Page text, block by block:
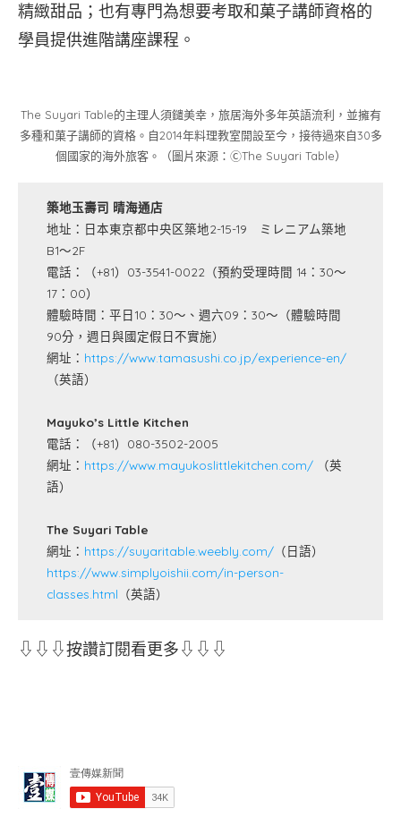
精緻甜品；也有專門為想要考取和菓子講師資格的
學員提供進階講座課程。
The Suyari Table的主理人須鑓美幸，旅居海外多年英語流利，並擁有
多種和菓子講師的資格。自2014年料理教室開設至今，接待過來自30多
個國家的海外旅客。（圖片來源：ⒸThe Suyari Table）
築地玉壽司 晴海通店
地址：日本東京都中央区築地2-15-19 ミレニアム築地
B1～2F
電話：（+81）03-3541-0022（預約受理時間 14：30～
17：00）
體驗時間：平日10：30～、週六09：30～（體驗時間
90分，週日與國定假日不實施）
網址： https://www.tamasushi.co.jp/experience-en/
（英語）
Mayuko’s Little Kitchen
電話：（+81）080-3502-2005
網址： https://www.mayukoslittlekitchen.com/
（英
語）
The Suyari Table
網址： https://suyaritable.weebly.com/ （日語）
https://www.simplyoishii.com/in-person-
classes.html （英語）
⇩⇩⇩按讚訂閱看更多⇩⇩⇩